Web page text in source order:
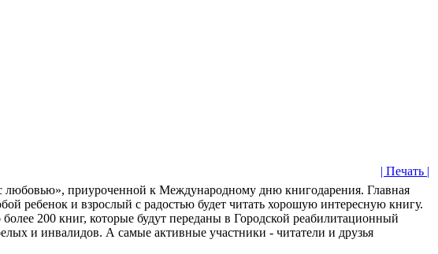
| Печать |
любовью», приуроченной к Международному дню книгодарения. Главная
ребенок и взрослый с радостью будет читать хорошую интересную книгу.
200 книг, которые будут переданы в Городской реабилитационный
и инвалидов. А самые активные участники - читатели и друзья